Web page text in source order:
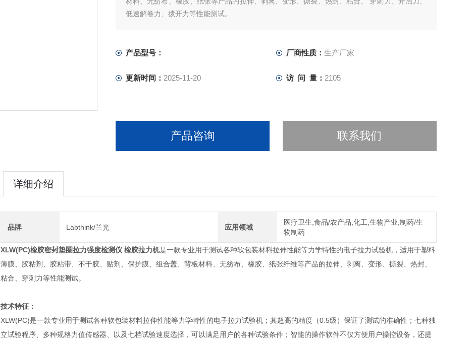
低速解卷力、拨开力等性能测试。
产品型号： 厂商性质： 生产厂家
更新时间： 2025-11-20 访 问 量： 2105
产品咨询 联系我们
详细介绍
品牌 Labthink/兰光 应用领域
医疗卫生,食品/农产品,化工,生物产业,制药/生
物制药
XLW(PC)橡胶密封垫圈拉力强度检测仪 橡胶拉力机是一款专业用于测试各种软包装材料拉伸性能等力学特性的电子拉力试验机，适用于塑料
薄膜、胶粘剂、胶粘带、不干胶、贴剂、保护膜、组合盖、背板材料、无纺布、橡胶、纸张纤维等产品的拉伸、剥离、变形、撕裂、热封、
粘合、穿刺力等性能测试。
技术特征：
XLW(PC)是一款专业用于测试各种软包装材料拉伸性能等力学特性的电子拉力试验机；其超高的精度（0.5级）保证了测试的准确性；七种独
立试验程序、多种规格力值传感器、以及七档试验速度选择，可以满足用户的各种试验条件；智能的操作软件不仅方便用户操控设备，还提